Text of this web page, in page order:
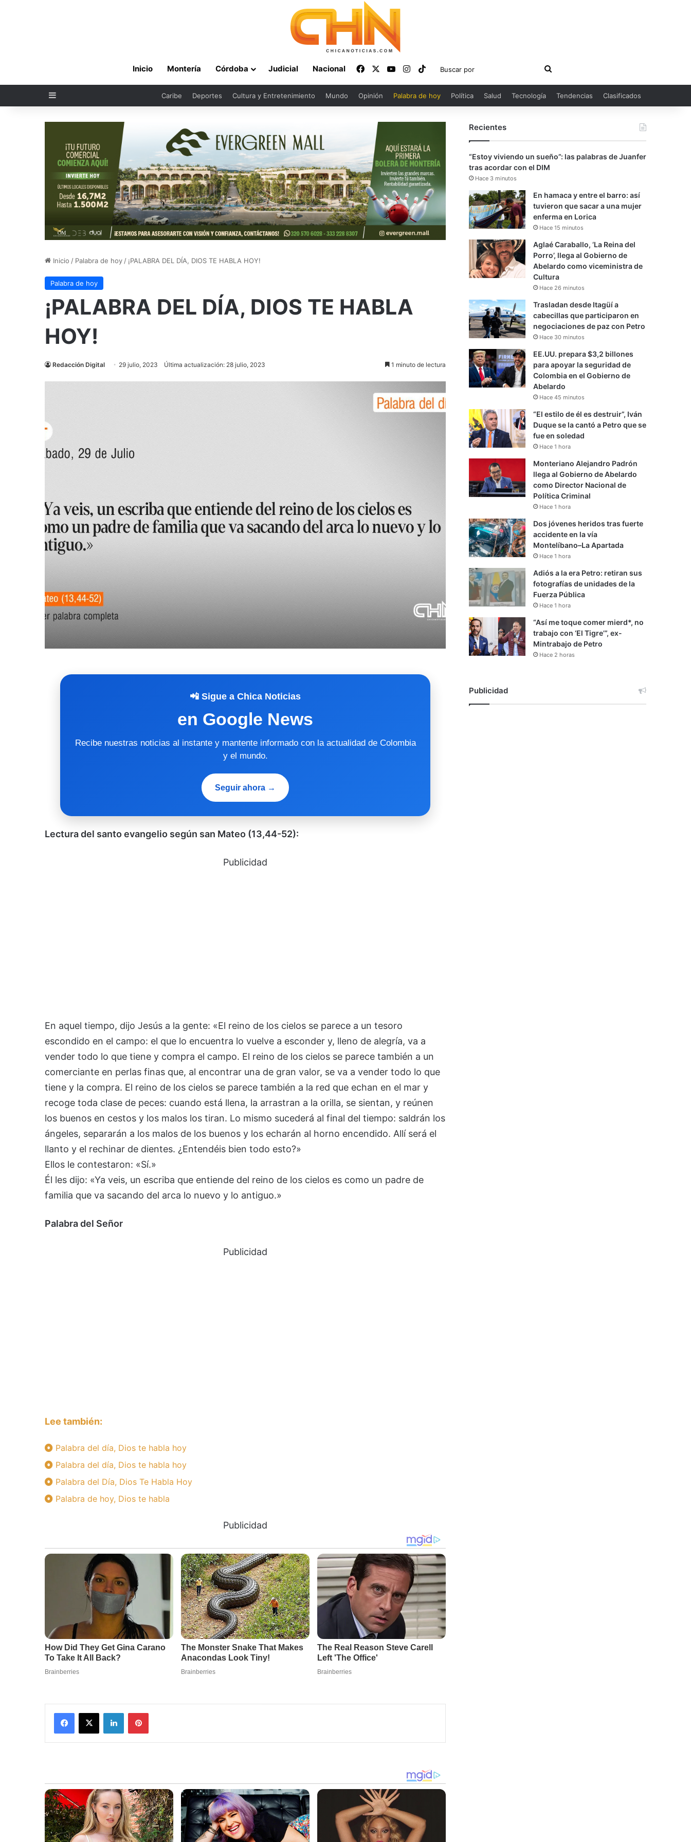
Inicio Montería Córdoba Judicial Nacional FacebookYouTubeInstagram
TikTok
Buscar
por
Sidebar Caribe Deportes Cultura y Entretenimiento Mundo Opinión Palabra de hoy Política Salud Tecnología Tendencias Clasificados
Inicio / Palabra de hoy / ¡PALABRA DEL DÍA, DIOS TE HABLA HOY!
Palabra de hoy
¡PALABRA DEL DÍA, DIOS TE HABLA
HOY!
Redacción Digital 29 julio, 2023 Última actualización: 28 julio, 2023 1 minuto de lectura
📲 Sigue a Chica Noticias
en Google News
Recibe nuestras noticias al instante y mantente informado con la actualidad de Colombia
y el mundo.
Seguir ahora →
Lectura del santo evangelio según san Mateo (13,44-52):
Publicidad
En aquel tiempo, dijo Jesús a la gente: «El reino de los cielos se parece a un tesoro
escondido en el campo: el que lo encuentra lo vuelve a esconder y, lleno de alegría, va a
vender todo lo que tiene y compra el campo. El reino de los cielos se parece también a un
comerciante en perlas finas que, al encontrar una de gran valor, se va a vender todo lo que
tiene y la compra. El reino de los cielos se parece también a la red que echan en el mar y
recoge toda clase de peces: cuando está llena, la arrastran a la orilla, se sientan, y reúnen
los buenos en cestos y los malos los tiran. Lo mismo sucederá al final del tiempo: saldrán los
ángeles, separarán a los malos de los buenos y los echarán al horno encendido. Allí será el
llanto y el rechinar de dientes. ¿Entendéis bien todo esto?»
Ellos le contestaron: «Sí.»
Él les dijo: «Ya veis, un escriba que entiende del reino de los cielos es como un padre de
familia que va sacando del arca lo nuevo y lo antiguo.»
Palabra del Señor
Publicidad
Lee también:
Palabra del día, Dios te habla hoy
Palabra del día, Dios te habla hoy
Palabra del Día, Dios Te Habla Hoy
Palabra de hoy, Dios te habla
Publicidad
Facebook
X LinkedInPinterest
Recientes
“Estoy viviendo un sueño”: las palabras de Juanfer
tras acordar con el DIM
Hace 3 minutos
En hamaca y entre el barro: así
tuvieron que sacar a una mujer
enferma en Lorica
Hace 15 minutos
Aglaé Caraballo, ‘La Reina del
Porro’, llega al Gobierno de
Abelardo como viceministra de
Cultura
Hace 26 minutos
Trasladan desde Itagüí a
cabecillas que participaron en
negociaciones de paz con Petro
Hace 30 minutos
EE.UU. prepara $3,2 billones
para apoyar la seguridad de
Colombia en el Gobierno de
Abelardo
Hace 45 minutos
“El estilo de él es destruir”, Iván
Duque se la cantó a Petro que se
fue en soledad
Hace 1 hora
Monteriano Alejandro Padrón
llega al Gobierno de Abelardo
como Director Nacional de
Política Criminal
Hace 1 hora
Dos jóvenes heridos tras fuerte
accidente en la vía
Montelíbano–La Apartada
Hace 1 hora
Adiós a la era Petro: retiran sus
fotografías de unidades de la
Fuerza Pública
Hace 1 hora
“Así me toque comer mierd*, no
trabajo con ‘El Tigre’”, ex-
Mintrabajo de Petro
Hace 2 horas
Publicidad